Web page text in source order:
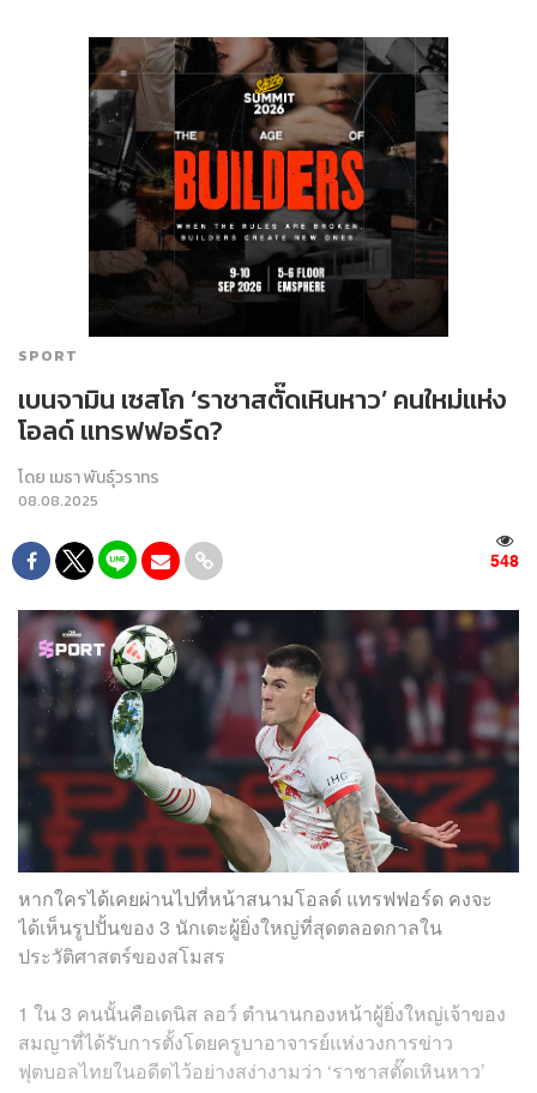
SPORT
เบนจามิน เซสโก ‘ราชาสตั๊ดเหินหาว’ คนใหม่แห่ง
โอลด์ แทรฟฟอร์ด?
โดย เมธา พันธุ์วราทร
08.08.2025
548
หากใครได้เคยผ่านไปที่หน้าสนามโอลด์ แทรฟฟอร์ด คงจะ
ได้เห็นรูปปั้นของ 3 นักเตะผู้ยิ่งใหญ่ที่สุดตลอดกาลใน
ประวัติศาสตร์ของสโมสร
1 ใน 3 คนนั้นคือเดนิส ลอว์ ตำนานกองหน้าผู้ยิ่งใหญ่เจ้าของ
สมญาที่ได้รับการตั้งโดยครูบาอาจารย์แห่งวงการข่าว
ฟุตบอลไทยในอดีตไว้อย่างสง่างามว่า ‘ราชาสตั๊ดเหินหาว’